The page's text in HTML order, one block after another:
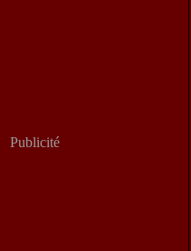
Publicité